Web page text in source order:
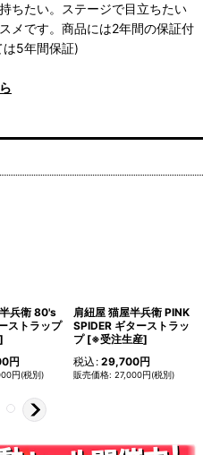
ちたい。ステージで目立ちたい
メです。商品には2年間の保証付
は5年間保証)
兵衛 80's
ストラップ
]
円(税別)
円
肩紐屋 猫屋半兵衛 PINK
SPIDER ギターストラッ
プ [※受注生産]
27,000円(税別)
税込 : 29,700円